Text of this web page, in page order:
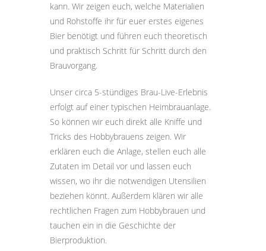
kann. Wir zeigen euch, welche Materialien
und Rohstoffe ihr für euer erstes eigenes
Bier benötigt und führen euch theoretisch
und praktisch Schritt für Schritt durch den
Brauvorgang.
Unser circa 5-stündiges Brau-Live-Erlebnis
erfolgt auf einer typischen Heimbrauanlage.
So können wir euch direkt alle Kniffe und
Tricks des Hobbybrauens zeigen. Wir
erklären euch die Anlage, stellen euch alle
Zutaten im Detail vor und lassen euch
wissen, wo ihr die notwendigen Utensilien
beziehen könnt. Außerdem klären wir alle
rechtlichen Fragen zum Hobbybrauen und
tauchen ein in die Geschichte der
Bierproduktion.